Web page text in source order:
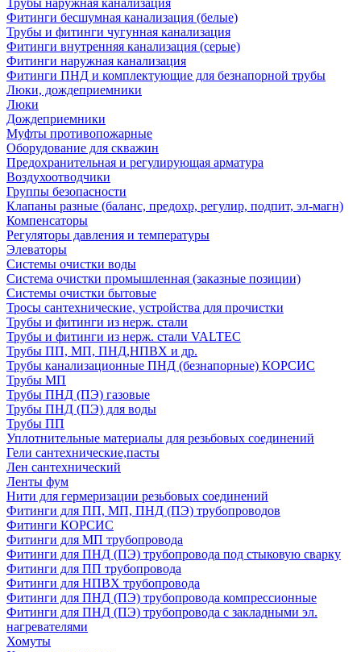
Трубы наружная канализация
Фитинги бесшумная канализация (белые)
Трубы и фитинги чугунная канализация
Фитинги внутренняя канализация (серые)
Фитинги наружная канализация
Фитинги ПНД и комплектующие для безнапорной трубы
Люки, дождеприемники
Люки
Дождеприемники
Муфты противопожарные
Оборудование для скважин
Предохранительная и регулирующая арматура
Воздухоотводчики
Группы безопасности
Клапаны разные (баланс, предохр, регулир, подпит, эл-магн)
Компенсаторы
Регуляторы давления и температуры
Элеваторы
Системы очистки воды
Система очистки промышленная (заказные позиции)
Системы очистки бытовые
Тросы сантехнические, устройства для прочистки
Трубы и фитинги из нерж. стали
Трубы и фитинги из нерж. стали VALTEC
Трубы ПП, МП, ПНД,НПВХ и др.
Трубы канализационные ПНД (безнапорные) КОРСИС
Трубы МП
Трубы ПНД (ПЭ) газовые
Трубы ПНД (ПЭ) для воды
Трубы ПП
Уплотнительные материалы для резьбовых соединений
Гели сантехнические,пасты
Лен сантехнический
Ленты фум
Нити для гермеризации резьбовых соединений
Фитинги для ПП, МП, ПНД (ПЭ) трубопроводов
Фитинги КОРСИС
Фитинги для МП трубопровода
Фитинги для ПНД (ПЭ) трубопровода под стыковую сварку
Фитинги для ПП трубопровода
Фитинги для НПВХ трубопровода
Фитинги для ПНД (ПЭ) трубопровода компрессионные
Фитинги для ПНД (ПЭ) трубопровода с закладными эл.
нагревателями
Хомуты